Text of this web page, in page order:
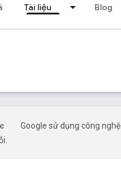
Tài liệu Blog
Google sử dụng công